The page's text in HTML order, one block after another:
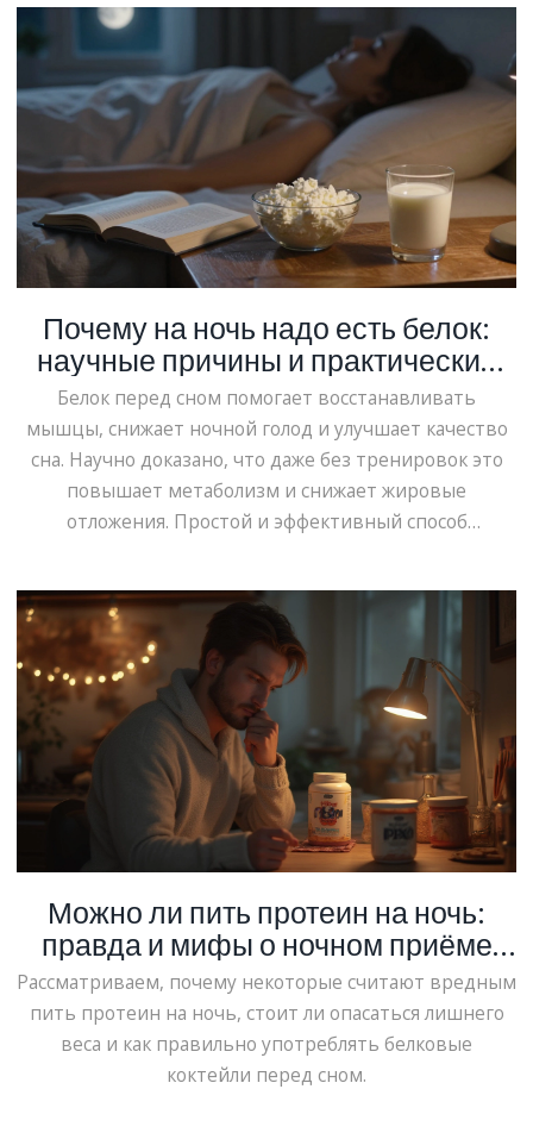
Почему на ночь надо есть белок:
научные причины и практические
советы
Белок перед сном помогает восстанавливать
мышцы, снижает ночной голод и улучшает качество
сна. Научно доказано, что даже без тренировок это
повышает метаболизм и снижает жировые
отложения. Простой и эффективный способ
Можно ли пить протеин на ночь:
правда и мифы о ночном приёме
белка
Рассматриваем, почему некоторые считают вредным
пить протеин на ночь, стоит ли опасаться лишнего
веса и как правильно употреблять белковые
коктейли перед сном.